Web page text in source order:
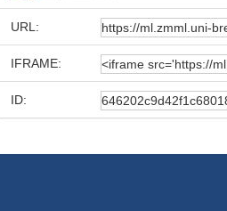
URL:
IFRAME:
ID: